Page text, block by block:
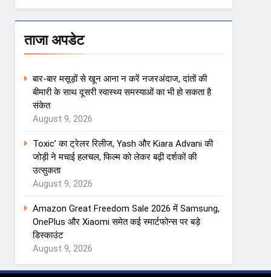
ताजा अपडेट
बार-बार मसूड़ों से खून आना न करें नजरअंदाज, दांतों की
बीमारी के साथ दूसरी स्वास्थ्य समस्याओं का भी हो सकता है
संकेत
August 9, 2026
Toxic’ का ट्रेलर रिलीज, Yash और Kiara Advani की
जोड़ी ने मचाई हलचल, फिल्म को लेकर बढ़ी दर्शकों की
उत्सुकता
August 9, 2026
Amazon Great Freedom Sale 2026 में Samsung,
OnePlus और Xiaomi समेत कई स्मार्टफोन्स पर बड़े
डिस्काउंट
August 9, 2026